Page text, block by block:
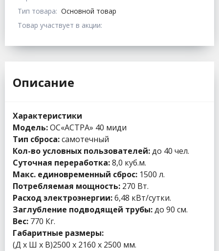
Тип товара: Основной товар
Товар участвует в акции:
Описание
Характеристики
Модель:ОС«АСТРА» 40 миди
Тип сброса:самотечный
Кол-во условных пользователей:до 40 чел.
Суточная переработка:8,0 куб.м.
Макс. единовременный сброс: 1500 л.
Потребляемая мощность: 270 Вт.
Расход электроэнергии:6,48 кВт/сутки.
Заглубление подводящей трубы:до 90 см.
Вес: 770 Кг.
Габаритные размеры:
(Д х Ш х В)2500 x 2160 x 2500 мм.